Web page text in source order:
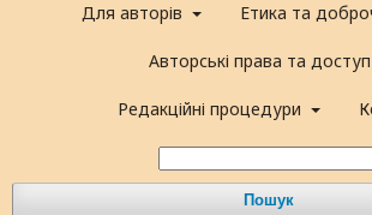
Для авторів Етика та
Авторські права та доступ
Редакційні процедури
Пошук